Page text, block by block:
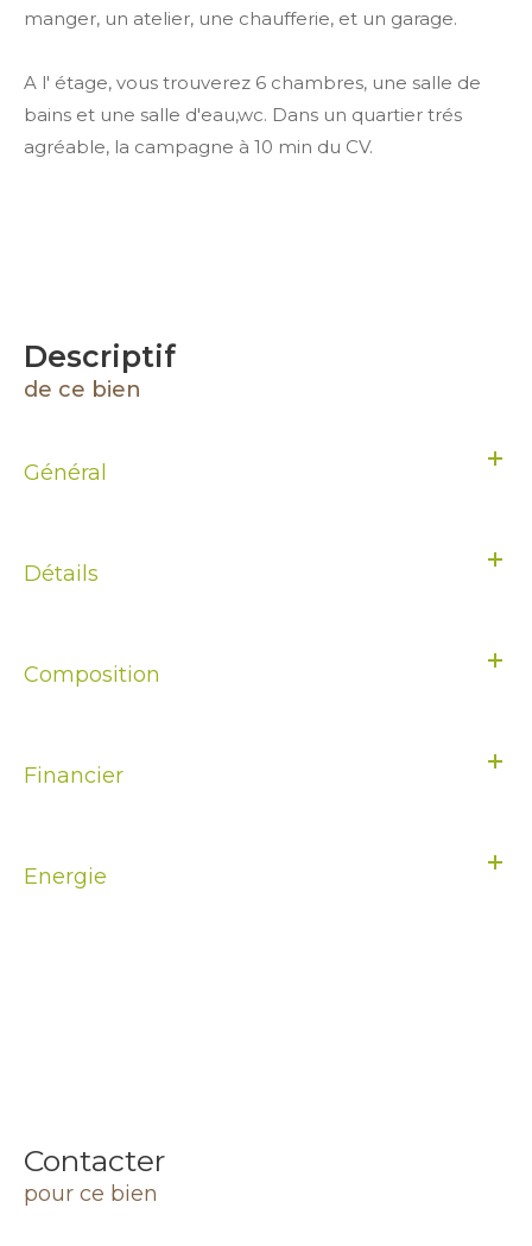
manger, un atelier, une chaufferie, et un garage.
A l' étage, vous trouverez 6 chambres, une salle de
bains et une salle d'eau,wc. Dans un quartier trés
agréable, la campagne à 10 min du CV.
descriptif
de ce bien
Général
Détails
Composition
Financier
Energie
Contacter
pour ce bien